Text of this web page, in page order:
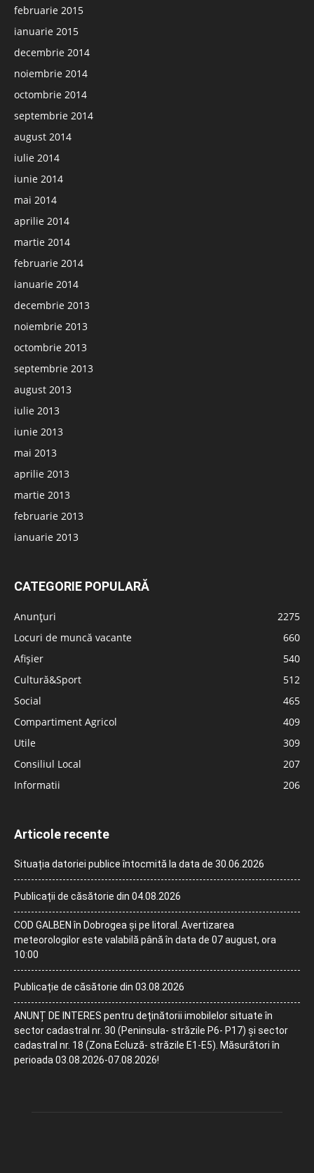
februarie 2015
ianuarie 2015
decembrie 2014
noiembrie 2014
octombrie 2014
septembrie 2014
august 2014
iulie 2014
iunie 2014
mai 2014
aprilie 2014
martie 2014
februarie 2014
ianuarie 2014
decembrie 2013
noiembrie 2013
octombrie 2013
septembrie 2013
august 2013
iulie 2013
iunie 2013
mai 2013
aprilie 2013
martie 2013
februarie 2013
ianuarie 2013
CATEGORIE POPULARĂ
Anunțuri
2275
Locuri de muncă vacante
660
Afișier
540
Cultură&Sport
512
Social
465
Compartiment Agricol
409
Utile
309
Consiliul Local
207
Informatii
206
Articole recente
Situația datoriei publice întocmită la data de 30.06.2026
Publicații de căsătorie din 04.08.2026
COD GALBEN în Dobrogea și pe litoral. Avertizarea
meteorologilor este valabilă până în data de 07 august, ora
10:00
Publicație de căsătorie din 03.08.2026
ANUNȚ DE INTERES pentru deținătorii imobilelor situate în
sector cadastral nr. 30 (Peninsula- străzile P6- P17) și sector
cadastral nr. 18 (Zona Ecluză- străzile E1-E5). Măsurători în
perioada 03.08.2026-07.08.2026!